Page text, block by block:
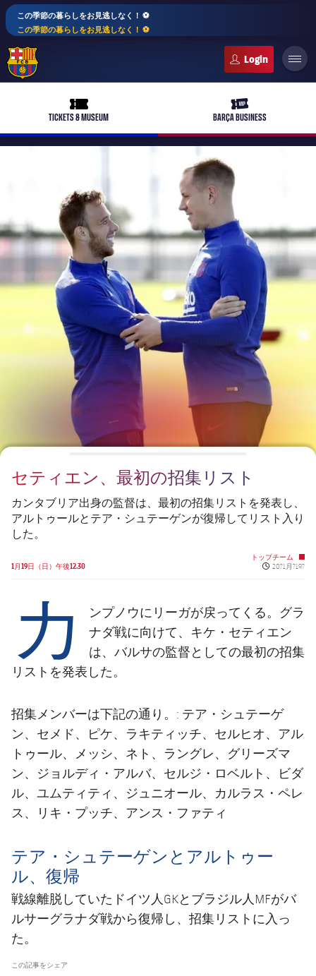
この季節の暮らしをお見逃しなく！ ⚽️
この季節の暮らしをお見逃しなく！ ⚽️
ticket-full
TICKETS & MUSEUM
ticket-vip
BARÇA BUSINESS
plusicon
label.aria.plus
バルサアカデミー
plusicon
label.aria.plus
10年毎
会長
レジェンド
監督
plusicon
label.aria.plus
プレスパス
Facilities
PLUSICON
LABEL.ARIA.PLUS
トップチーム
女子サッカー
plusicon
label.aria.plus
スケジュール
チケット
結果
順位表
バルサAtlètic
plusicon
label.aria.plus
スケジュール
チケット
結果
順位表
PLUSICON
LABEL.ARIA.PLUS
トップチーム
plusicon
label.aria.plus
チケット
結果
順位表
PLUSICON
LABEL.ARIA.PLUS
トップチーム
スケジュール
チケット
PLUSICON
LABEL.ARIA.PLUS
トップチーム
スケジュール
結果
順位表
plusicon
label.aria.plus
スケジュール
チケット
結果
順位表
セティエン、最初の招集リスト
カンタブリア出身の監督は、最初の招集リストを発表し、
アルトゥールとテア・シュテーゲンが復帰してリスト入り
した。
1月19日（日）午後12.30
トップチーム
Published
20?1月?19?
カ
ンプノウにリーガが戻ってくる。グラ
ナダ戦に向けて、キケ・セティエン
は、バルサの監督としての最初の招集
リストを発表した。
招集メンバーは下記の通り。: テア・シュテーゲ
ン、セメド、ピケ、ラキティッチ、セルヒオ、アル
トゥール、メッシ、ネト、ラングレ、グリーズマ
ン、ジョルディ・アルバ、セルジ・ロベルト、ビダ
ル、ユムティティ、ジュニオール、カルラス・ペレ
ス、リキ・プッチ、アンス・ファティ
テア・シュテーゲンとアルトゥー
ル、復帰
戦線離脱していたドイツ人GKとブラジル人MFがバ
ルサーグラナダ戦から復帰し、招集リストに入っ
た。
この記事をシェア